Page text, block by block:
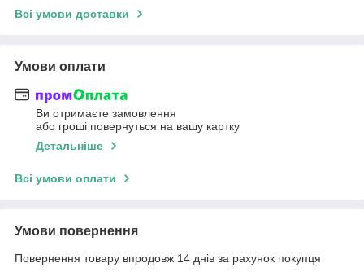
Всі умови доставки
Умови оплати
Ви отримаєте замовлення
або гроші повернуться на вашу картку
Детальніше
Всі умови оплати
Умови повернення
Повернення товару впродовж 14 днів за рахунок покупця